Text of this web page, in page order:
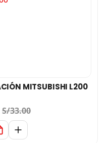
MITSUBISHI L200
S/33.00